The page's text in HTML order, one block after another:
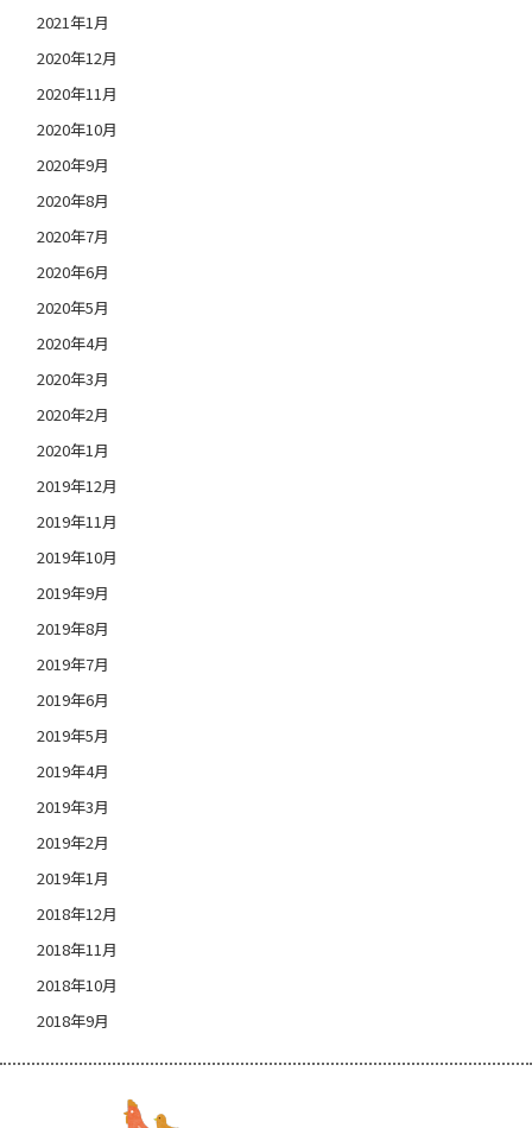
2021年1月
2020年12月
2020年11月
2020年10月
2020年9月
2020年8月
2020年7月
2020年6月
2020年5月
2020年4月
2020年3月
2020年2月
2020年1月
2019年12月
2019年11月
2019年10月
2019年9月
2019年8月
2019年7月
2019年6月
2019年5月
2019年4月
2019年3月
2019年2月
2019年1月
2018年12月
2018年11月
2018年10月
2018年9月